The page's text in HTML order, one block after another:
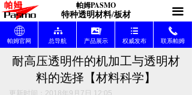
帕姆PASMO
特种透明材料/板材 끀
ꄓ 帕姆官网（首页）
끡 产品展示
뀑 权威发布
耐高压透明件的机加工与透明材
料的选择【材料科学】
ꄓ
帕姆官网
뀒
总导航
끡
产品展示
뀑
权威发布
끅
联系帕姆
更新时间： 2018年9月7日 12:05